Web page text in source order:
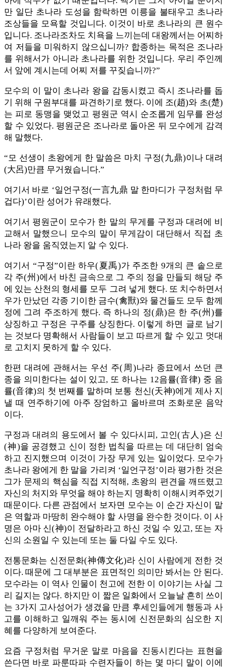
만 일단 초나라 도성을 함락하면 이릉을 불태우고 초나라
조상들을 모욕할 것입니다. 이것이 바로 초나라의 큰 원수
입니다. 조나라조차도 치욕을 느끼는데 대왕께서는 어찌하
여 저들을 미워하지 않으십니까? 합종하는 목적은 조나라
를 위해서가 아니라 초나라를 위한 것입니다. 우리 주인께
서 앞에 계시는데 어찌 저를 꾸짖습니까?”
모수의 이 말이 초나라 왕을 감동시켰고 즉시 조나라를 돕
기 위해 구원부대를 파견하기로 했다. 이에 조(趙)와 초(楚)
는 피로 동맹을 맺었고 평원군 역시 순조롭게 임무를 완성
할 수 있었다. 평원군은 조나라로 돌아온 뒤 모수에게 감격
해 말했다.
“모 선생이 초왕에게 한 말씀은 마치 구정(九鼎)이나 대려
(大呂)만큼 무거웠습니다.”
여기서 바로 ‘일언구정(一言九鼎 말 한마디가 구정처럼 무
겁다)’이란 성어가 유래했다.
여기서 평원군이 모수가 한 말의 무게를 구정과 대려에 비
교해서 말했으니 모수의 말이 무게감이 대단해서 직접 초
나라 왕을 움직였는지 알 수 있다.
여기서 “구정”이란 하우(夏禹)가 주조한 9개의 큰 솥으로
각 주(州)에서 바친 금속으로 그 주의 정을 만들되 해당 주
에 있는 산천의 형세를 모두 그려 넣게 했다. 또 치수하면서
우가 만났던 각종 기이한 금수(禽獸)와 물건들도 모두 함께
정에 그려 주조하게 했다. 즉 하나의 정(鼎)은 한 주(州)를
상징하고 구정은 구주를 상징한다. 이렇게 하면 글로 남기
는 것보다 명확해서 사람들이 보고 따르게 할 수 있고 멋대
로 고치지 못하게 할 수 있다.
한편 대려에 관해서는 우선 주(周)나라 종묘에서 쓰던 큰
종을 의미한다는 설이 있고, 또 하나는 12음률(音律) 중 음
률(音律)의 첫 번째를 말하며 보통 천신(天神)에게 제사 지
낼 때 연주하기에 아주 장엄하고 올바르며 조화로운 음악
이다.
구정과 대려의 용도에서 볼 수 있다시피, 고인(古人)은 신
(神)을 공경했고 신이 정한 법칙을 따르는 데 대단히 엄숙
하고 진지했으며 이것이 가장 무게 있는 일이었다. 모수가
초나라 왕에게 한 말을 가리켜 ‘일언구정’이라 평가한 것은
그가 문제의 핵심을 직접 지적해, 초왕의 편견을 깨뜨렸고
자신의 처지와 무엇을 해야 하는지 명확히 이해시켜주었기
때문이다. 다른 관점에서 보자면 모수는 이 순간 자신이 맡
은 역할과 마땅히 완수해야 할 사명을 완수한 것이다. 이 사
명은 아마 신(神)이 전달하라고 하신 것일 수 있고, 또는 자
신의 소원일 수 있는데 또는 둘 다일 수도 있다.
전통문화는 신전문화(神傳文化)라 신이 사람에게 전한 것
이다. 때문에 그 대부분은 표면적인 의미만 봐서는 안 된다.
모수라는 이 역사 인물이 천고에 전한 이 이야기는 사실 그
리 길지는 않다. 하지만 이 짧은 일화에서 오늘날 흔히 쓰이
는 3가지 고사성어가 생겼을 만큼 후세인들에게 행동과 사
고를 이해하고 일깨워 주는 동시에 신전문화의 심오한 지
혜를 다양하게 보여준다.
요즘 구정처럼 무거운 말로 마음을 진동시킨다는 표현을
쓴다면 바로 파룬따파 수련자들이 하는 몇 마디 말이 이에